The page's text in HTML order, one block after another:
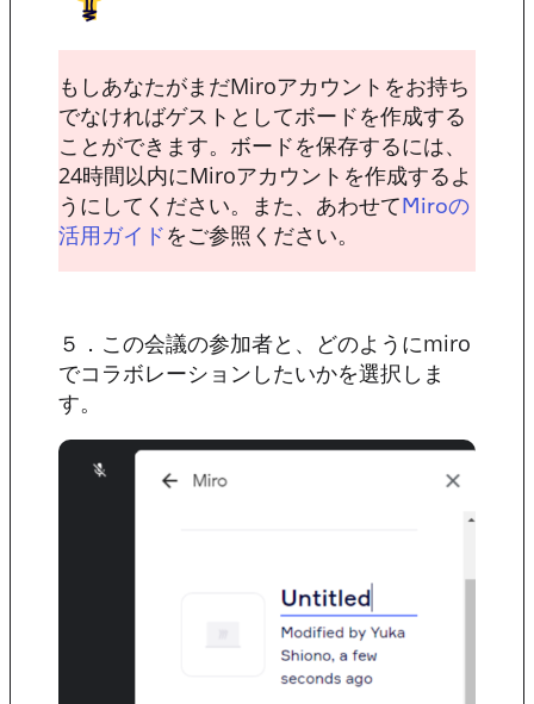
もしあなたがまだMiroアカウントをお持ち
でなければゲストとしてボードを作成する
ことができます。ボードを保存するには、
24時間以内にMiroアカウントを作成するよ
うにしてください。また、あわせてMiroの
活用ガイドをご参照ください。
５．この会議の参加者と、どのようにmiro
でコラボレーションしたいかを選択しま
す。